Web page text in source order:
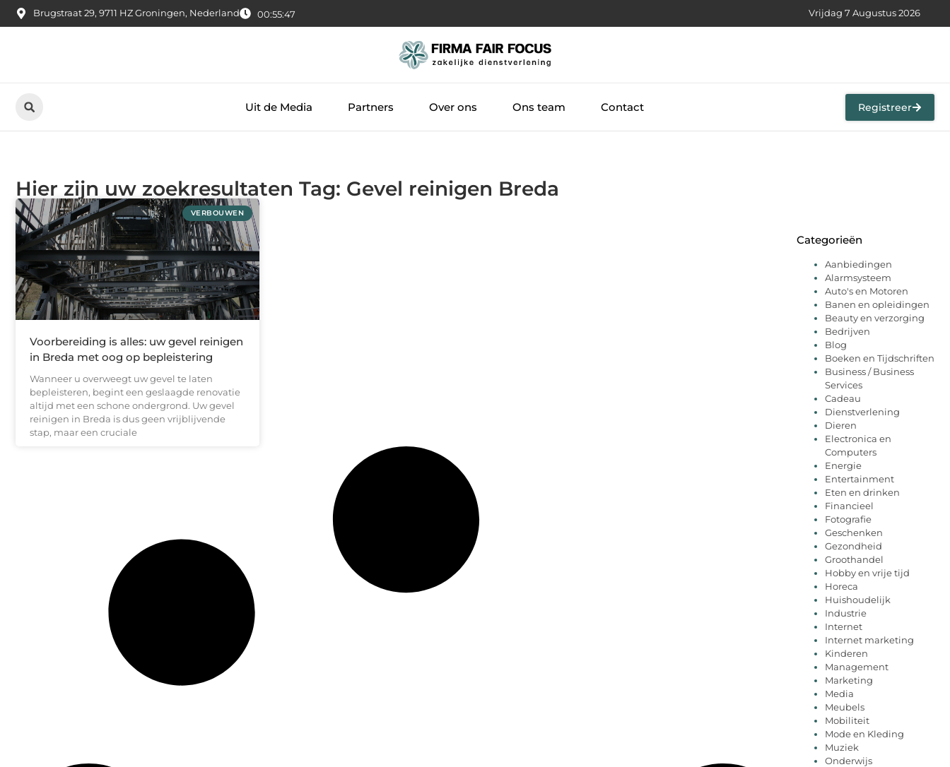
Brugstraat 29, 9711 HZ Groningen, Nederland 00:55:47 Vrijdag 7 Augustus 2026
Uit de Media Partners Over ons Ons team Contact Registreer
Hier zijn uw zoekresultaten Tag: Gevel reinigen Breda
VERBOUWEN
Voorbereiding is alles: uw gevel reinigen
in Breda met oog op bepleistering
Wanneer u overweegt uw gevel te laten
bepleisteren, begint een geslaagde renovatie
altijd met een schone ondergrond. Uw gevel
reinigen in Breda is dus geen vrijblijvende
stap, maar een cruciale
Categorieën
Aanbiedingen
Alarmsysteem
Auto's en Motoren
Banen en opleidingen
Beauty en verzorging
Bedrijven
Blog
Boeken en Tijdschriften
Business / Business
Services
Cadeau
Dienstverlening
Dieren
Electronica en
Computers
Energie
Entertainment
Eten en drinken
Financieel
Fotografie
Geschenken
Gezondheid
Groothandel
Hobby en vrije tijd
Horeca
Huishoudelijk
Industrie
Internet
Internet marketing
Kinderen
Management
Marketing
Media
Meubels
Mobiliteit
Mode en Kleding
Muziek
Onderwijs